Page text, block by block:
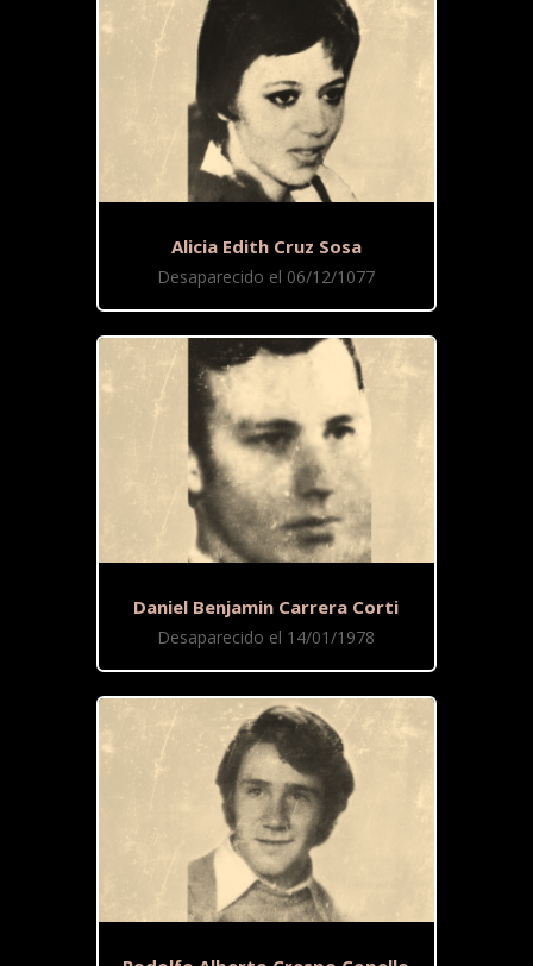
Alicia Edith Cruz Sosa
Desaparecido el 06/12/1077
Daniel Benjamin Carrera Corti
Desaparecido el 14/01/1978